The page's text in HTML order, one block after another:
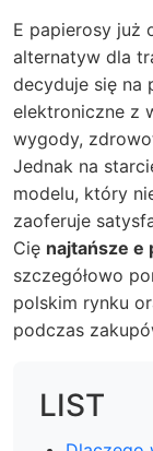
E papierosy już
alternatyw dla
decyduje się na
elektroniczne z
wygody,
Jednak na
modelu, który
zaoferuje
Cię najtańsze e
szczegółowo
polskim rynku
podczas
LIST